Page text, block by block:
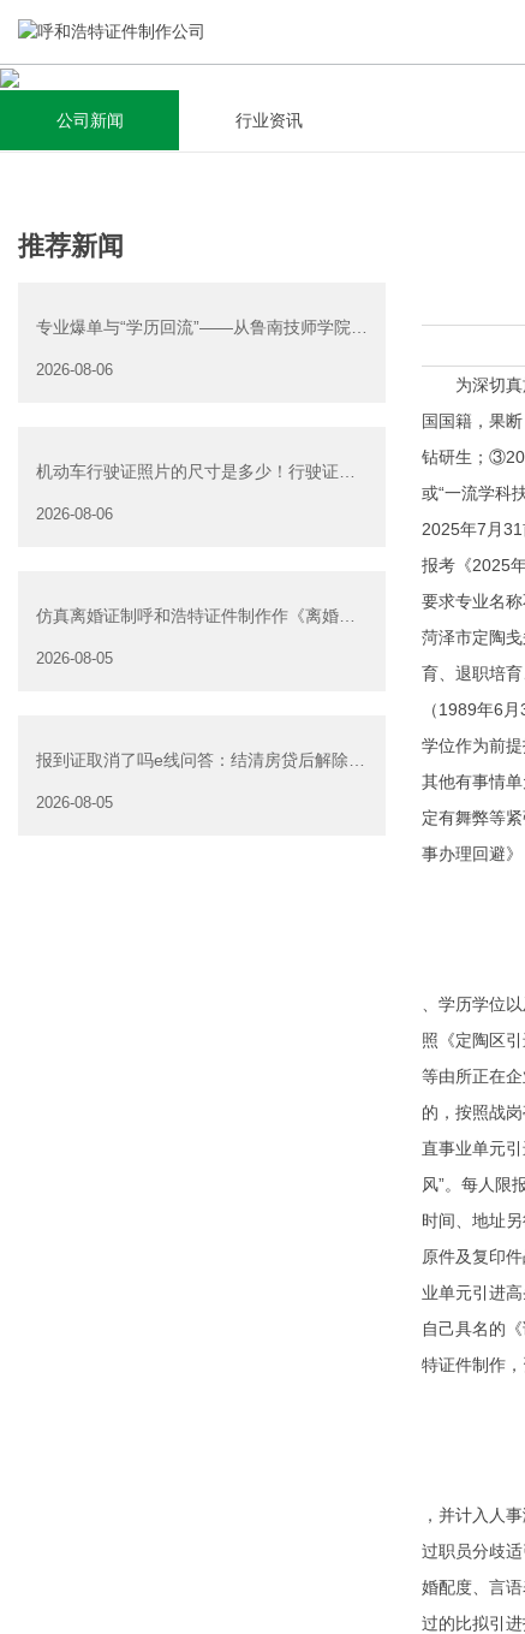
关于我们
集研发，设计，制造，安装于一体，多元化的定制需求，为上
千家企业提供过专业定制服务！
查看详情
新闻资讯
全自动流水线规模化生产，准时按期交货，年生产能力超过
40W万方米以上，拥有遍布全国的商务合作伙伴和较为完善的
查看详情
公司新闻 行业资讯
推荐新闻
专业爆单与“学历回流”——从鲁南技师学院透
2026-08-06
机动车行驶证照片的尺寸是多少！行驶证照
2026-08-06
仿真离婚证制呼和浩特证件制作作《离婚证
2026-08-05
报到证取消了吗e线问答：结清房贷后解除抵
2026-08-05
为深切真施
国国籍，果
钻研生；
或“一流学科
2025年7月
报考《2025
要求专业名
菏泽市定陶
育、退职培
（1989年6
学位作为前
其他有事情
定有舞弊等
事办理回避
、学历学位
照《定陶区
等由所正在
的，按照战
直事业单元
风”。每人限
时间、地址
原件及复印
业单元引进
自己具名的
特证件制作
，并计入人
过职员分歧
婚配度、言
过的比拟引